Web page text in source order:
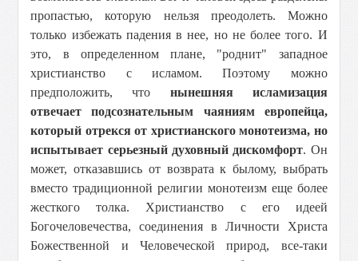
пропастью, которую нельзя преодолеть. Можно
только избежать падения в нее, но не более того. И
это, в определенном плане, "роднит" западное
христианство с исламом. Поэтому можно
предположить, что нынешняя исламизация
отвечает подсознательным чаяниям европейца,
который отрекся от христианского монотеизма, но
испытывает серьезный духовный дискомфорт. Он
может, отказавшись от возврата к былому, выбрать
вместо традиционной религии монотеизм еще более
жесткого толка. Христианство с его идеей
Богочеловечества, соединения в Личности Христа
Божественной и Человеческой природ, все-таки